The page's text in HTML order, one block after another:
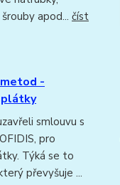
apod... číst
-
smlouvu s
pro
Týká se to
převyšuje ...